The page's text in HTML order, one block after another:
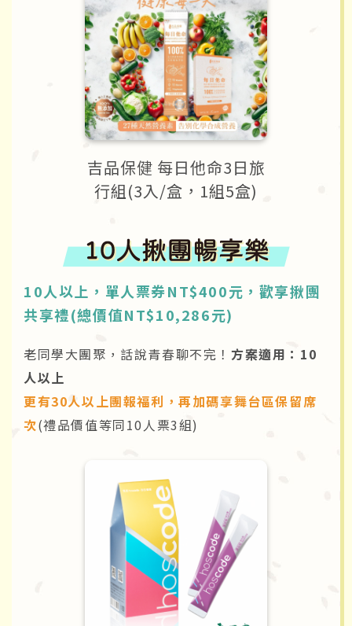
吉品保健 每日他命3日旅
行組(3入/盒，1組5盒)
10人以上，單人票券NT$400元，歡享揪團
共享禮(總價值NT$10,286元)
老同學大團聚，話說青春聊不完！ 方案適用：10
人以上
更有30人以上團報福利，再加碼享舞台區保留席
次(禮品價值等同10人票3組)